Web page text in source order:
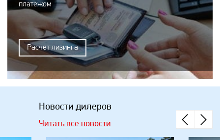
платежом
Расчет лизинга
Новости дилеров
Читать все новости